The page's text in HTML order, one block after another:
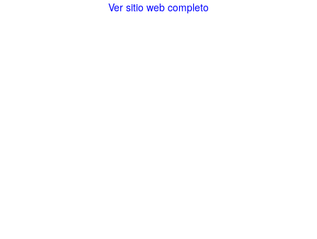
Ver sitio web completo